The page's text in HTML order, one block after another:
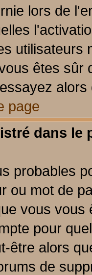
lors de
utilisateurs
êtes sûr
page
dans le
probables
ou mot de
vous
pour
être alors
de